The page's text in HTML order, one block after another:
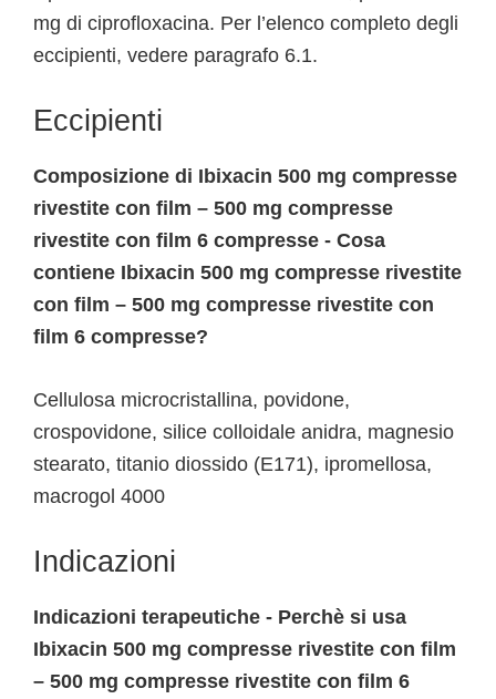
mg di ciprofloxacina. Per l’elenco completo degli
eccipienti, vedere paragrafo 6.1.
Eccipienti
Composizione di Ibixacin 500 mg compresse
rivestite con film – 500 mg compresse
rivestite con film 6 compresse - Cosa
contiene Ibixacin 500 mg compresse rivestite
con film – 500 mg compresse rivestite con
film 6 compresse?
Cellulosa microcristallina, povidone,
crospovidone, silice colloidale anidra, magnesio
stearato, titanio diossido (E171), ipromellosa,
macrogol 4000
Indicazioni
Indicazioni terapeutiche - Perchè si usa
Ibixacin 500 mg compresse rivestite con film
– 500 mg compresse rivestite con film 6